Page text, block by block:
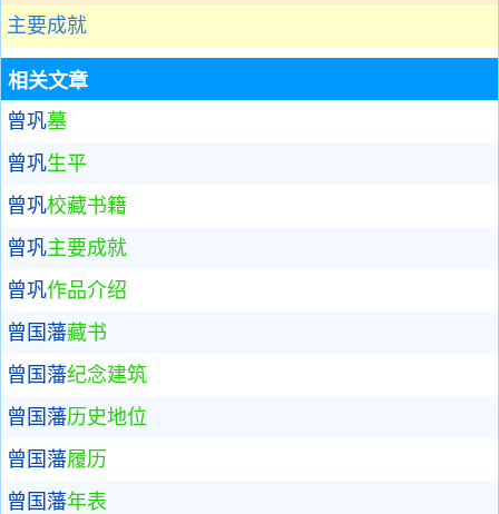
主要成就
相关文章
曾巩墓
曾巩生平
曾巩校藏书籍
曾巩主要成就
曾巩作品介绍
曾国藩藏书
曾国藩纪念建筑
曾国藩历史地位
曾国藩履历
曾国藩年表